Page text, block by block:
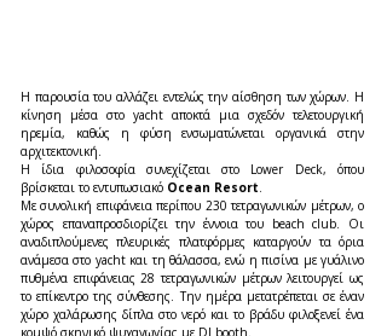
Η παρουσία του αλλάζει εντελώς την αίσθηση των χώρων. Η
κίνηση μέσα στο yacht αποκτά μια σχεδόν τελετουργική
ηρεμία, καθώς η φύση ενσωματώνεται οργανικά στην
αρχιτεκτονική.
Η ίδια φιλοσοφία συνεχίζεται στο Lower Deck, όπου
βρίσκεται το εντυπωσιακό Ocean Resort.
Με συνολική επιφάνεια περίπου 230 τετραγωνικών μέτρων, ο
χώρος επαναπροσδιορίζει την έννοια του beach club. Οι
αναδιπλούμενες πλευρικές πλατφόρμες καταργούν τα όρια
ανάμεσα στο yacht και τη θάλασσα, ενώ η πισίνα με γυάλινο
πυθμένα επιφάνειας 28 τετραγωνικών μέτρων λειτουργεί ως
το επίκεντρο της σύνθεσης. Την ημέρα μετατρέπεται σε έναν
χώρο χαλάρωσης δίπλα στο νερό και το βράδυ φιλοξενεί ένα
κομψό σκηνικό ψυχαγωγίας με DJ booth.